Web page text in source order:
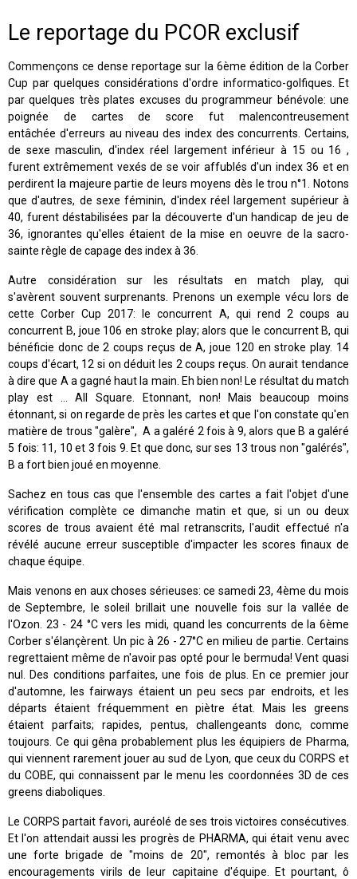
Le reportage du PCOR exclusif
Commençons ce dense reportage sur la 6ème édition de la Corber
Cup par quelques considérations d'ordre informatico-golfiques. Et
par quelques très plates excuses du programmeur bénévole: une
poignée de cartes de score fut malencontreusement
entâchée d'erreurs au niveau des index des concurrents. Certains,
de sexe masculin, d'index réel largement inférieur à 15 ou 16 ,
furent extrêmement vexés de se voir affublés d'un index 36 et en
perdirent la majeure partie de leurs moyens dès le trou n°1. Notons
que d'autres, de sexe féminin, d'index réel largement supérieur à
40, furent déstabilisées par la découverte d'un handicap de jeu de
36, ignorantes qu'elles étaient de la mise en oeuvre de la sacro-
sainte règle de capage des index à 36.
Autre considération sur les résultats en match play, qui
s'avèrent souvent surprenants. Prenons un exemple vécu lors de
cette Corber Cup 2017: le concurrent A, qui rend 2 coups au
concurrent B, joue 106 en stroke play; alors que le concurrent B, qui
bénéficie donc de 2 coups reçus de A, joue 120 en stroke play. 14
coups d'écart, 12 si on déduit les 2 coups reçus. On aurait tendance
à dire que A a gagné haut la main. Eh bien non! Le résultat du match
play est ... All Square. Etonnant, non! Mais beaucoup moins
étonnant, si on regarde de près les cartes et que l'on constate qu'en
matière de trous "galère", A a galéré 2 fois à 9, alors que B a galéré
5 fois: 11, 10 et 3 fois 9. Et que donc, sur ses 13 trous non "galérés",
B a fort bien joué en moyenne.
Sachez en tous cas que l'ensemble des cartes a fait l'objet d'une
vérification complète ce dimanche matin et que, si un ou deux
scores de trous avaient été mal retranscrits, l'audit effectué n'a
révélé aucune erreur susceptible d'impacter les scores finaux de
chaque équipe.
Mais venons en aux choses sérieuses: ce samedi 23, 4ème du mois
de Septembre, le soleil brillait une nouvelle fois sur la vallée de
l'Ozon. 23 - 24 °C vers les midi, quand les concurrents de la 6ème
Corber s'élançèrent. Un pic à 26 - 27°C en milieu de partie. Certains
regrettaient même de n'avoir pas opté pour le bermuda! Vent quasi
nul. Des conditions parfaites, une fois de plus. En ce premier jour
d'automne, les fairways étaient un peu secs par endroits, et les
départs étaient fréquemment en piètre état. Mais les greens
étaient parfaits; rapides, pentus, challengeants donc, comme
toujours. Ce qui gêna probablement plus les équipiers de Pharma,
qui viennent rarement jouer au sud de Lyon, que ceux du CORPS et
du COBE, qui connaissent par le menu les coordonnées 3D de ces
greens diaboliques.
Le CORPS partait favori, auréolé de ses trois victoires consécutives.
Et l'on attendait aussi les progrès de PHARMA, qui était venu avec
une forte brigade de "moins de 20", remontés à bloc par les
encouragements virils de leur capitaine d'équipe. Et pourtant, ô